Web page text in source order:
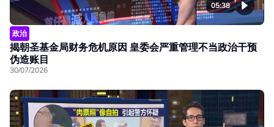
05:38
政治
揭朝圣基金局财务危机原因 皇委会严重管理不当政治干预
伪造账目
30/07/2026